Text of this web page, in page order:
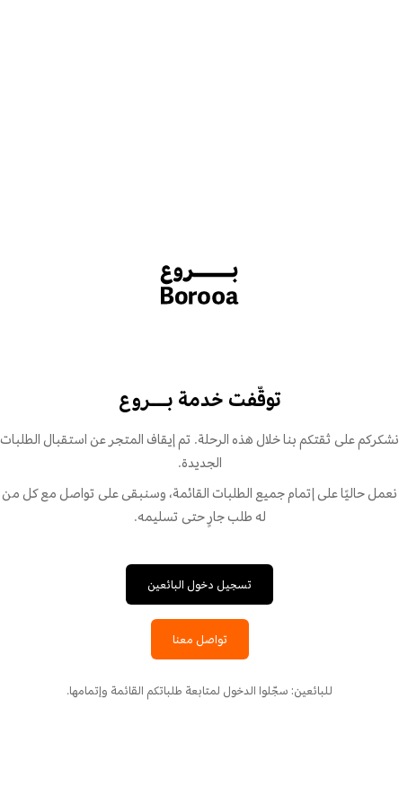
توقّفت خدمة بـــروع
نشكركم على ثقتكم بنا خلال هذه الرحلة. تم إيقاف المتجر عن استقبال الطلبات
الجديدة.
نعمل حاليًا على إتمام جميع الطلبات القائمة، وسنبقى على تواصل مع كل من
له طلب جارٍ حتى تسليمه.
تسجيل دخول البائعين
تواصل معنا
للبائعين: سجّلوا الدخول لمتابعة طلباتكم القائمة وإتمامها.